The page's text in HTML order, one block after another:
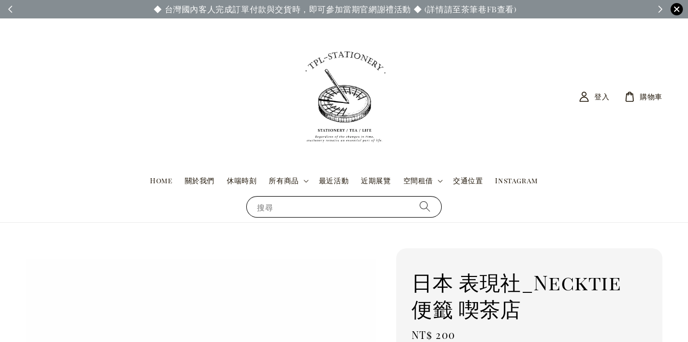
◆ 台灣國內客人完成訂單付款與交貨時，即可參加當期官網謝禮活動 ◆ (詳情請至茶筆巷FB查看)
搜尋
Home 關於我們 休喘時刻 所有商品 最近活動 近期展覽 空間租借 交通位置 Instagram
登入 購物車
日本 表現社_Necktie
便籤 喫茶店
Regular
NT$ 200